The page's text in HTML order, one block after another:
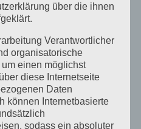
über die ihnen
Verantwortlicher
organisatorische
einen möglichst
diese Internetseite
Daten
können Internetbasierte
sodass ein absoluter